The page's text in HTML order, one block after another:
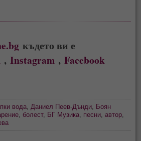
където ви е
,Instagram ,Facebook
вода,Даниел Пеев-Дънди, Боян
, болест, БГ Музика, песни,автор,